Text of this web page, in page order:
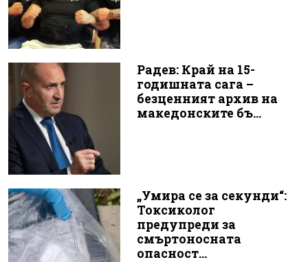
Радев: Край на 15-
годишната сага –
безценният архив на
македонските бъ...
„Умира се за секунди“:
Токсиколог
предупреди за
смъртоносната
опасност...